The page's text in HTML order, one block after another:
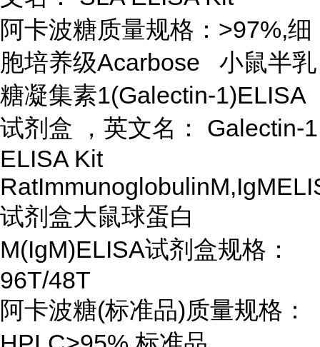
阿卡波糖质量规格：>97%,细
胞培养级Acarbose 小鼠半乳
糖凝集素1(Galectin-1)ELISA
试剂盒 ，英文名： Galectin-1
ELISA Kit
试剂盒大鼠球蛋白
M(IgM)ELISA试剂盒规格：
96T/48T
阿卡波糖(标准品)质量规格：